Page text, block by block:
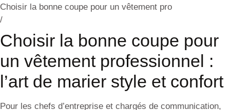
Choisir la bonne coupe pour un vêtement pro
/
Choisir la bonne coupe pour
un vêtement professionnel :
l’art de marier style et confort
Pour les chefs d’entreprise et chargés de communication,